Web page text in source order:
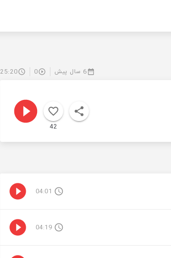
6 سال پیش 0
25:20
42
04:01
04:19